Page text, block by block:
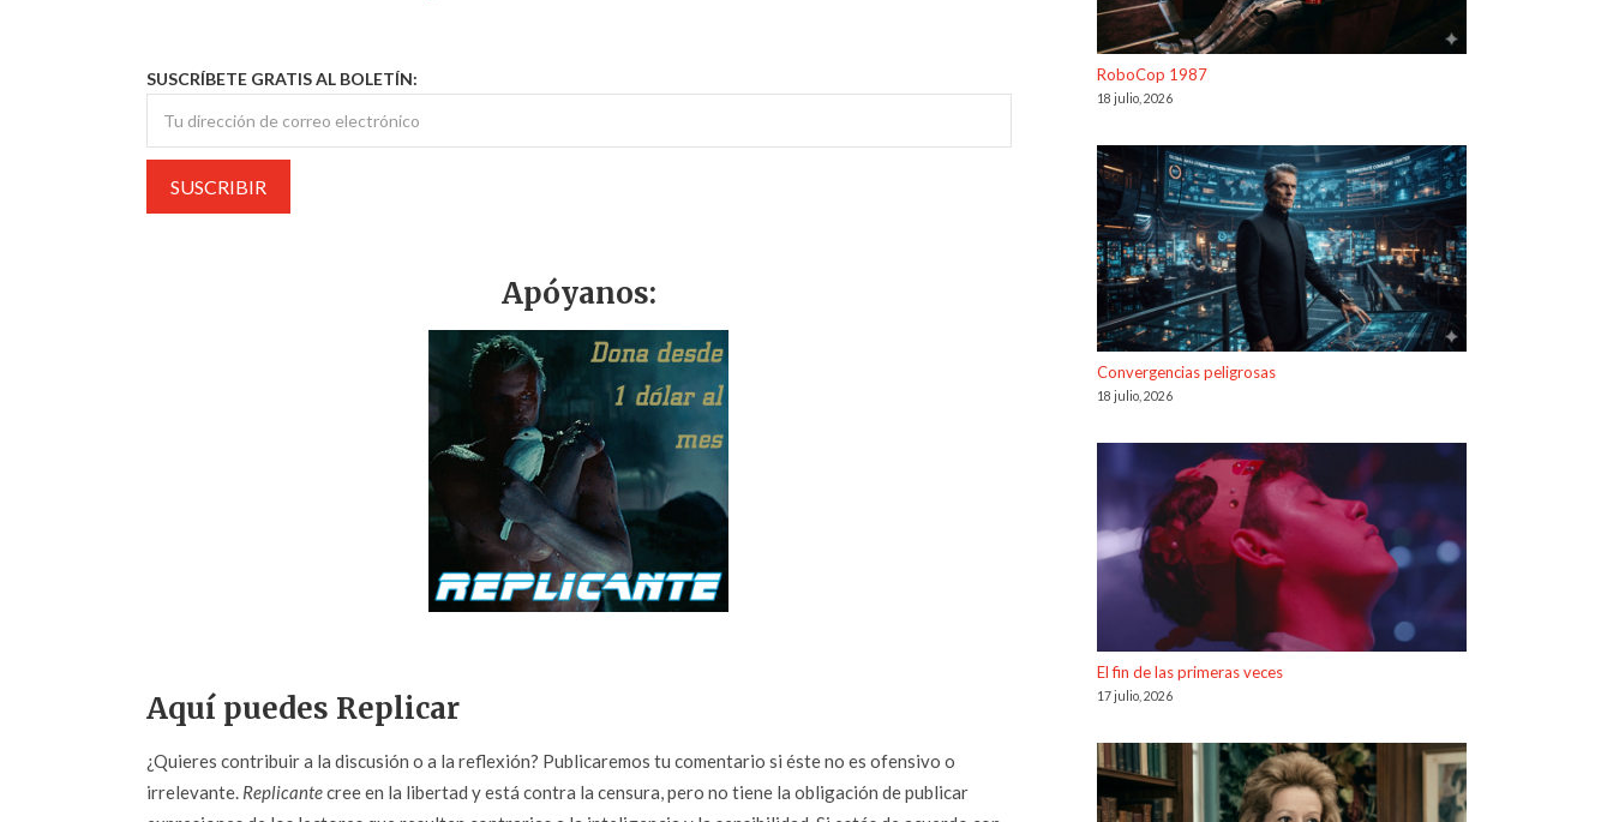
SUSCRÍBETE GRATIS AL BOLETÍN:
Apóyanos:
Aquí puedes Replicar
¿Quieres contribuir a la discusión o a la reflexión? Publicaremos tu comentario si éste no es ofensivo o
irrelevante. Replicantecree en la libertad y está contra la censura, pero no tiene la obligación de publicar
RoboCop 1987
18 julio, 2026
Convergencias peligrosas
18 julio, 2026
El fin de las primeras veces
17 julio, 2026